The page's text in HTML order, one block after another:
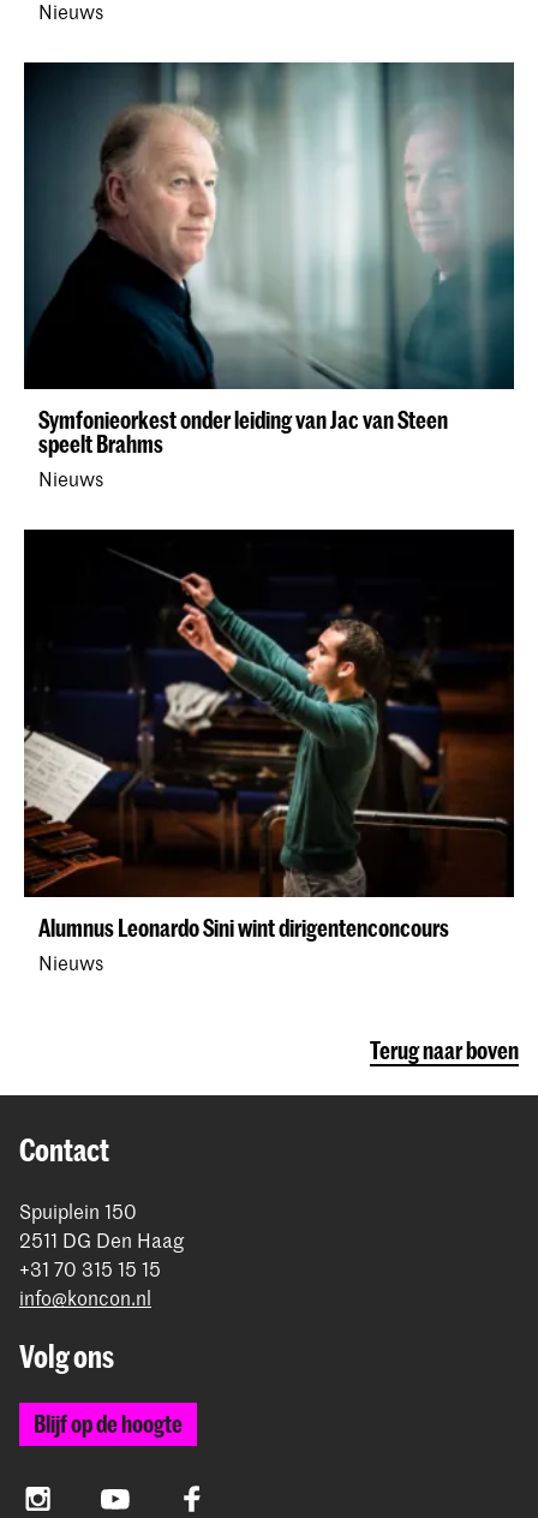
Nieuws
Symfonieorkest onder leiding van Jac van Steen
speelt Brahms
Nieuws
Alumnus Leonardo Sini wint dirigentenconcours
Nieuws
Terug naar boven
Contact
Spuiplein 150
2511 DG Den Haag
+31 70 315 15 15
info@koncon.nl
Volg ons
Blijf op de hoogte
InstagramYouTube Facebook